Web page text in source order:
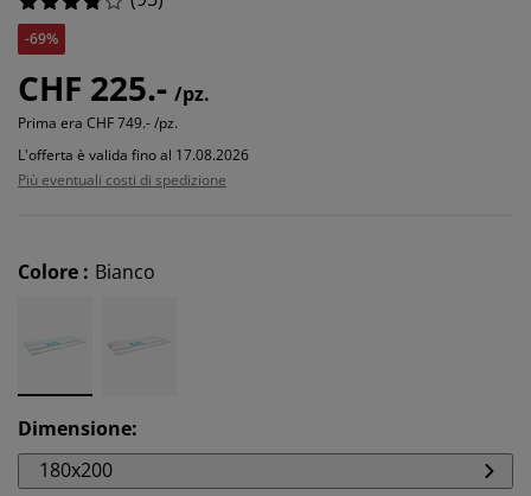
-69%
CHF 225.- /pz.
Prima era CHF 749.- /pz.
L'offerta è valida fino al 17.08.2026
Più eventuali costi di spedizione
Colore : Bianco
Dimensione:
180x200